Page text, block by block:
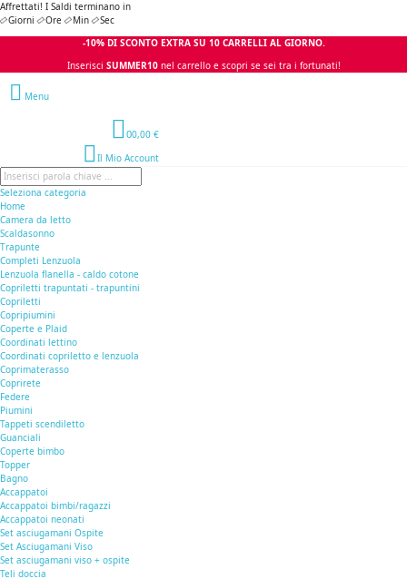
Affrettati! I Saldi terminano in
Giorni
Ore Min
Sec
-10% DI SCONTO EXTRA SU 10 CARRELLI AL GIORNO.
Inserisci SUMMER10 nel carrello e scopri se sei tra i fortunati!
Menu
00,00 €
Il Mio Account
Seleziona categoria
Home
Camera da letto
Scaldasonno
Trapunte
Completi Lenzuola
Lenzuola flanella - caldo cotone
Copriletti trapuntati - trapuntini
Copriletti
Copripiumini
Coperte e Plaid
Coordinati lettino
Coordinati copriletto e lenzuola
Coprimaterasso
Coprirete
Federe
Piumini
Tappeti scendiletto
Guanciali
Coperte bimbo
Topper
Bagno
Accappatoi
Accappatoi bimbi/ragazzi
Accappatoi neonati
Set asciugamani Ospite
Set Asciugamani Viso
Set asciugamani viso + ospite
Teli doccia